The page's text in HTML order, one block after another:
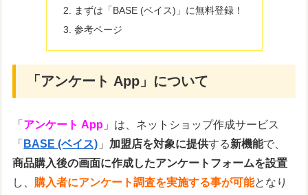
まずは「BASE (ベイス)」に無料登録！
参考ページ
「アンケート App」について
「 アンケート App 」は、ネットショップ作成サービス
「 BASE (ベイス) 」 加盟店を対象に提供する新機能で、
商品購入後の画面に作成したアンケートフォームを設置
し、 購入者にアンケート調査を実施する事が可能となり